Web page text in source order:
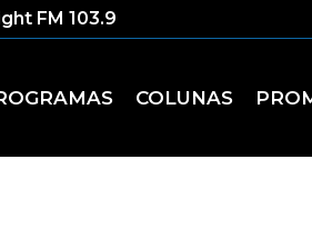
FM 103.9
COLUNAS